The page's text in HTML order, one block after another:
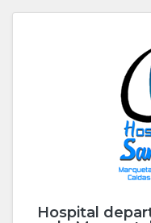
Hospital